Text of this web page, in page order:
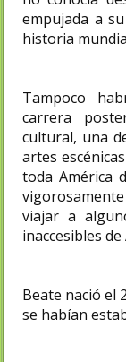
empujada a
historia
Tampoco
carrera
cultural, una
artes
toda América
viajar a
inaccesibles de
Beate nació el
se habían